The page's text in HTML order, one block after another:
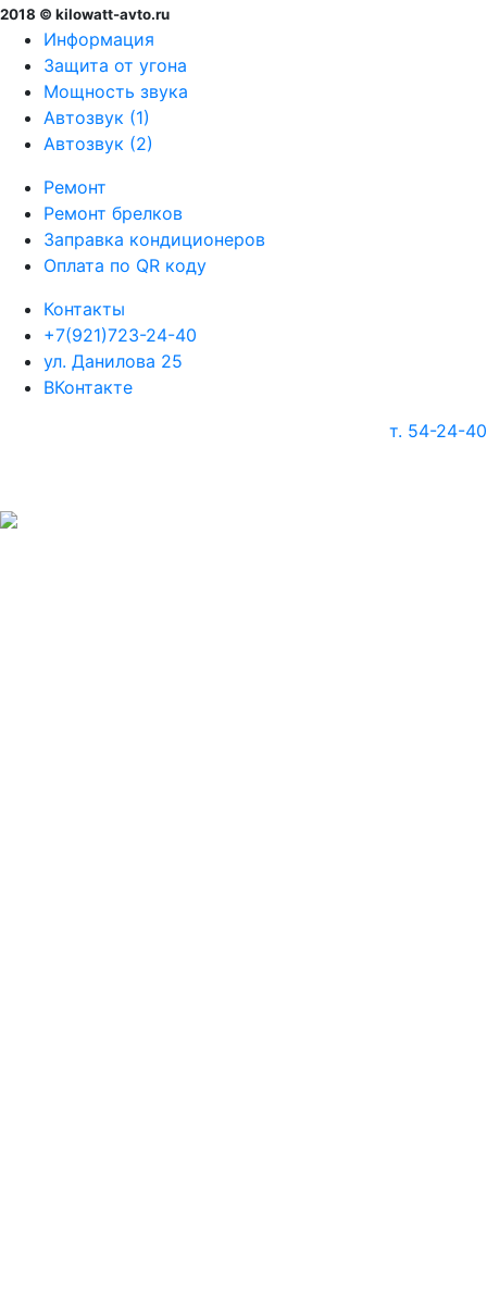
2018 © kilowatt-avto.ru
Информация
Защита от угона
Мощность звука
Автозвук (1)
Автозвук (2)
Ремонт
Ремонт брелков
Заправка кондиционеров
Оплата по QR коду
Контакты
+7(921)723-24-40
ул. Данилова 25
ВКонтакте
т. 54-24-40